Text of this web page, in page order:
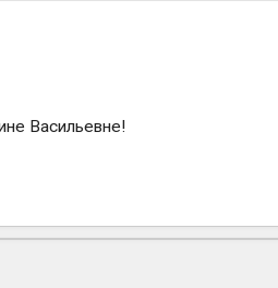
Васильевне!